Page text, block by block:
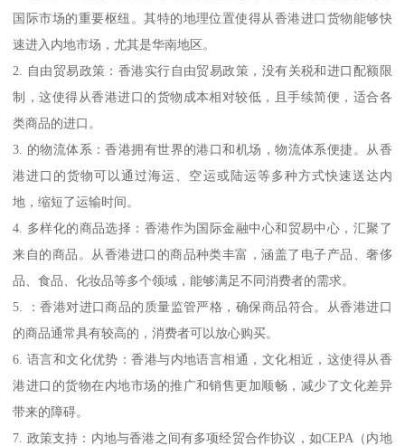
国际市场的重要枢纽。其特的地理位置使得从香港进口货物能够快
速进入内地市场，尤其是华南地区。
2. 自由贸易政策：香港实行自由贸易政策，没有关税和进口配额限
制，这使得从香港进口的货物成本相对较低，且手续简便，适合各
类商品的进口。
3. 的物流体系：香港拥有世界的港口和机场，物流体系便捷。从香
港进口的货物可以通过海运、空运或陆运等多种方式快速送达内
地，缩短了运输时间。
4. 多样化的商品选择：香港作为国际金融中心和贸易中心，汇聚了
来自的商品。从香港进口的商品种类丰富，涵盖了电子产品、奢侈
品、食品、化妆品等多个领域，能够满足不同消费者的需求。
5. ：香港对进口商品的质量监管严格，确保商品符合。从香港进口
的商品通常具有较高的，消费者可以放心购买。
6. 语言和文化优势：香港与内地语言相通，文化相近，这使得从香
港进口的货物在内地市场的推广和销售更加顺畅，减少了文化差异
带来的障碍。
7. 政策支持：内地与香港之间有多项经贸合作协议，如CEPA（内地